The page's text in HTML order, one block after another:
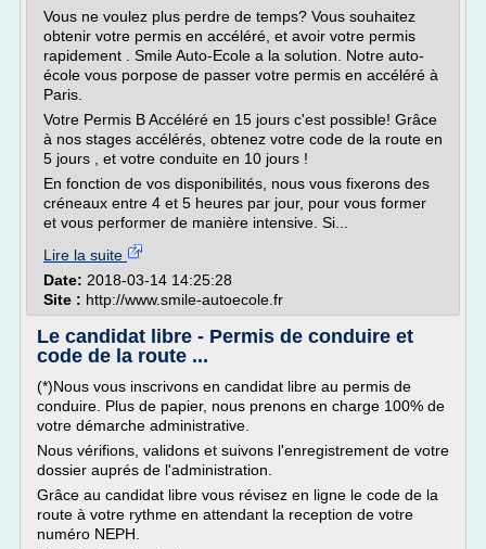
Vous ne voulez plus perdre de temps? Vous souhaitez
obtenir votre permis en accéléré, et avoir votre permis
rapidement . Smile Auto-Ecole a la solution. Notre auto-
école vous porpose de passer votre permis en accéléré à
Paris.
Votre Permis B Accéléré en 15 jours c'est possible! Grâce
à nos stages accélérés, obtenez votre code de la route en
5 jours , et votre conduite en 10 jours !
En fonction de vos disponibilités, nous vous fixerons des
créneaux entre 4 et 5 heures par jour, pour vous former
et vous performer de manière intensive. Si...
Lire la suite
Date: 2018-03-14 14:25:28
Site : http://www.smile-autoecole.fr
Le candidat libre - Permis de conduire et
code de la route ...
(*)Nous vous inscrivons en candidat libre au permis de
conduire. Plus de papier, nous prenons en charge 100% de
votre démarche administrative.
Nous vérifions, validons et suivons l'enregistrement de votre
dossier auprés de l'administration.
Grâce au candidat libre vous révisez en ligne le code de la
route à votre rythme en attendant la reception de votre
numéro NEPH.